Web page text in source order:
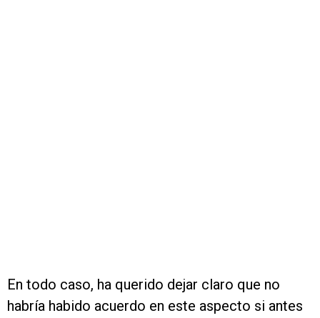
En todo caso, ha querido dejar claro que no
habría habido acuerdo en este aspecto si antes